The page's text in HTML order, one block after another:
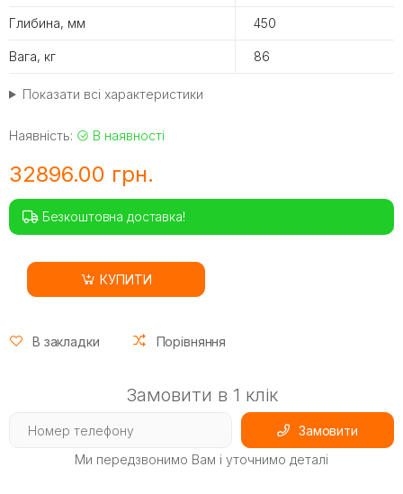
Глибина, мм 450
Вага, кг 86
Показати всі характеристики
Наявність: В наявності
32896.00 грн.
Безкоштовна доставка!
КУПИТИ
В закладки Порівняння
Замовити в 1 клік
Замовити
Ми передзвонимо Вам і уточнимо деталі